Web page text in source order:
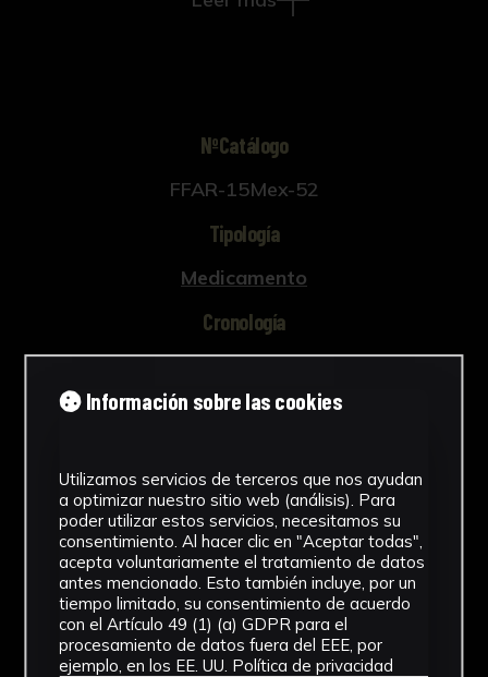
421-663, Universidad de Sevilla, 2018).
NºCatálogo
FFAR-15Mex-52
Tipología
Medicamento
Cronología
Materiales
Ubicación
Facultad de Farmacia
Dimensiones
8 x 3 x 3 cm.
Ver más
Información sobre las cookies
Utilizamos servicios de terceros que nos ayudan
a optimizar nuestro sitio web (análisis). Para
poder utilizar estos servicios, necesitamos su
consentimiento. Al hacer clic en "Aceptar todas",
acepta voluntariamente el tratamiento de datos
antes mencionado. Esto también incluye, por un
tiempo limitado, su consentimiento de acuerdo
con el Artículo 49 (1) (a) GDPR para el
procesamiento de datos fuera del EEE, por
ejemplo, en los EE. UU. Política de privacidad